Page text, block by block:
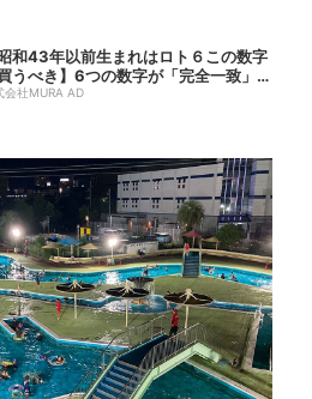
昭和43年以前生まれはロト６この数字
うべき】6つの数字が「完全一致」す
...
会社MURA AD